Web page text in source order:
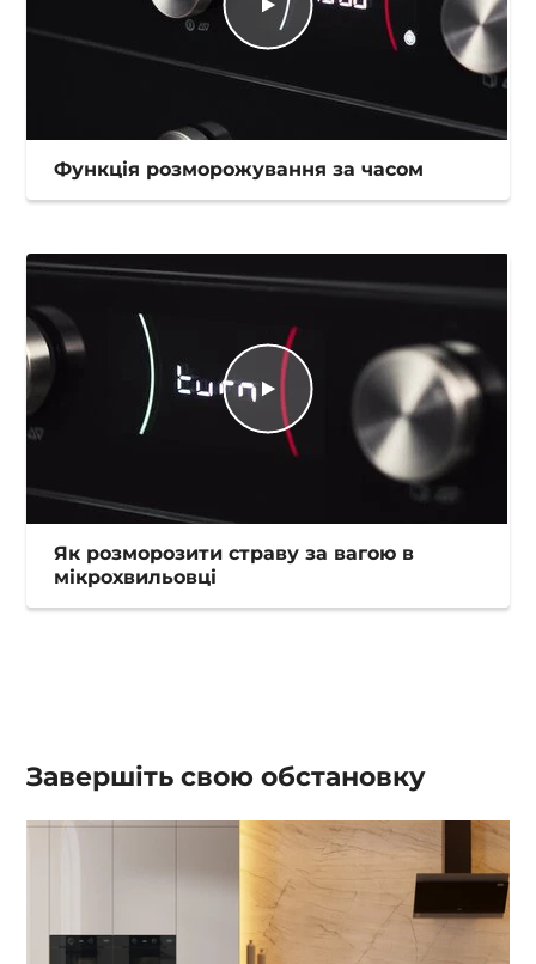
Функція розморожування за часом
Як розморозити страву за вагою в
мікрохвильовці
Завершіть свою обстановку